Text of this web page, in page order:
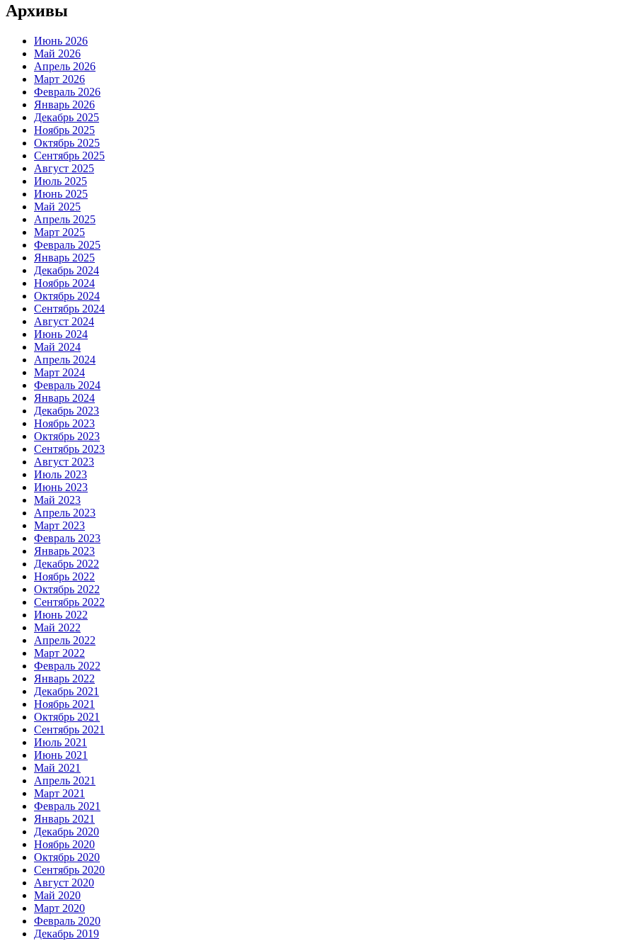
Архивы
Июнь 2026
Май 2026
Апрель 2026
Март 2026
Февраль 2026
Январь 2026
Декабрь 2025
Ноябрь 2025
Октябрь 2025
Сентябрь 2025
Август 2025
Июль 2025
Июнь 2025
Май 2025
Апрель 2025
Март 2025
Февраль 2025
Январь 2025
Декабрь 2024
Ноябрь 2024
Октябрь 2024
Сентябрь 2024
Август 2024
Июнь 2024
Май 2024
Апрель 2024
Март 2024
Февраль 2024
Январь 2024
Декабрь 2023
Ноябрь 2023
Октябрь 2023
Сентябрь 2023
Август 2023
Июль 2023
Июнь 2023
Май 2023
Апрель 2023
Март 2023
Февраль 2023
Январь 2023
Декабрь 2022
Ноябрь 2022
Октябрь 2022
Сентябрь 2022
Июнь 2022
Май 2022
Апрель 2022
Март 2022
Февраль 2022
Январь 2022
Декабрь 2021
Ноябрь 2021
Октябрь 2021
Сентябрь 2021
Июль 2021
Июнь 2021
Май 2021
Апрель 2021
Март 2021
Февраль 2021
Январь 2021
Декабрь 2020
Ноябрь 2020
Октябрь 2020
Сентябрь 2020
Август 2020
Май 2020
Март 2020
Февраль 2020
Декабрь 2019